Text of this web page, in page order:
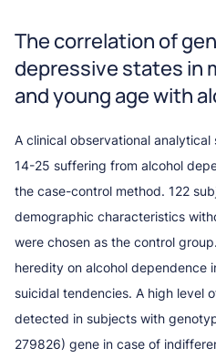
The correlation of
depressive states in
and young age with
A clinical observational
14-25 suffering from alcohol
the case-control method. 122
demographic characteristics
were chosen as the control
heredity on alcohol dependence
suicidal tendencies. A high level
detected in subjects with
279826) gene in case of